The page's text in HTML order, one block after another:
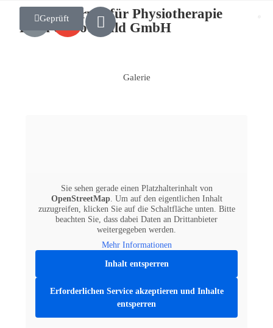
Vital Zentrum für Physiotherapie
Früh & Gottwald GmbH
Geprüft
Galerie
Sie sehen gerade einen Platzhalterinhalt von
OpenStreetMap. Um auf den eigentlichen Inhalt
zuzugreifen, klicken Sie auf die Schaltfläche unten. Bitte
beachten Sie, dass dabei Daten an Drittanbieter
weitergegeben werden.
Mehr Informationen
Inhalt entsperren
Erforderlichen Service akzeptieren und Inhalte
entsperren